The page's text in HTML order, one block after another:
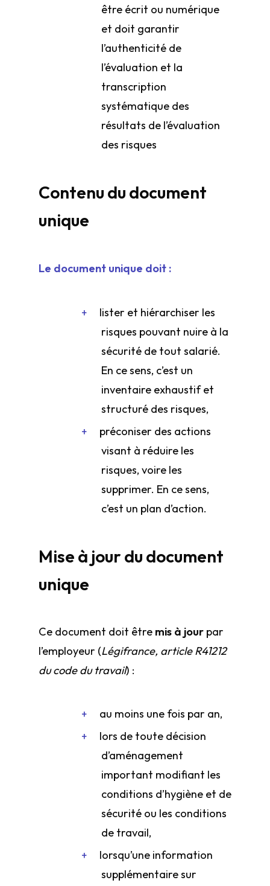
être écrit ou numérique
et doit garantir
l’authenticité de
l’évaluation et la
transcription
systématique des
résultats de l’évaluation
des risques
Contenu du document
unique
Le document unique doit :
lister et hiérarchiser les
risques pouvant nuire à la
sécurité de tout salarié.
En ce sens, c’est un
inventaire exhaustif et
structuré des risques,
préconiser des actions
visant à réduire les
risques, voire les
supprimer. En ce sens,
c’est un plan d’action.
Mise à jour du document
unique
Ce document doit être mis à jour par
l’employeur (Légifrance, article R4121­2
du code du travail) :
au moins une fois par an,
lors de toute décision
d’aménagement
important modifiant les
conditions d’hygiène et de
sécurité ou les conditions
de travail,
lorsqu’une information
supplémentaire sur